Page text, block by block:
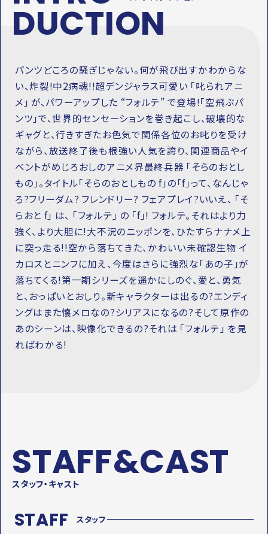
DUCTION
パンツどころの騒ぎじゃない。何が飛び出すかわからな
い、炸裂!中2病魂!!超デンジャラス可愛い ｢叱られアニ
メ｣ が、パワーアップした “フォルテ” で登場!｢空飛ぶパ
ンツ｣で、世界的センセーションを巻き起こし、破壊的な
ギャグと、行きすぎたお色気で関係各位のお叱りを受け
ながら、放送終了後も根強い人気を誇り、関連商品やイ
ベントがめじろおしのアニメ界最終兵器 ｢そらのおとし
もの｣。タイトル｢そらのおとしもの f｣の｢f｣って、なんじゃ
ろ?フリーダム? フレンドリー? フェアプレイ?いいえ、 ｢そ
らおと f｣ は、 ｢フォルテ｣ の ｢f｣! フォルテ。それはより力
強く、より大胆に!大不況のニッポンを、ひたすらナナメ上
に突っ走る!!空から落ちてきた、かわいい未確認生物 イ
カロスとニンフに加え、今度はさらに強烈な｢あの子｣が
落ちてくる!第一期シリーズを遥かにしのぐ、愛と、勇気
と、おっぱいとおしり。新キャラクターは出るの?エンディ
ングはまた懐メロなの?シリアスになるの?そして原作の
あのシーンは、映像化できるの?それは ｢フォルテ｣ を見
ればわかる!
STAFF&CAST
スタッフ・キャスト
STAFF スタッフ